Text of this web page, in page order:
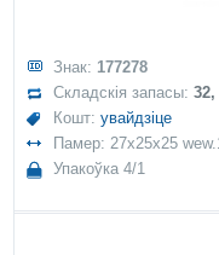
Знак: 177278
Складскія запасы:32,
Кошт:увайдзіце
Памер: 27x25x25
Упакоўка 4/1